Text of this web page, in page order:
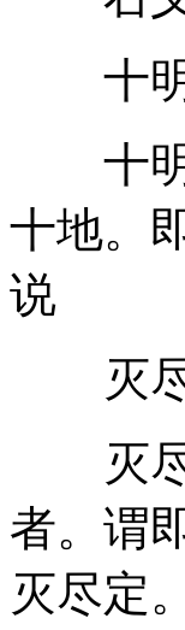
十明
十明
十地。
说
灭尽
灭尽
者。谓
灭尽定